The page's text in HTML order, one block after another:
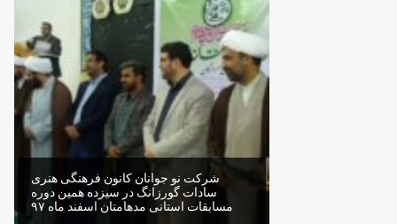
شرکت نو جوانان کانون فرهنگی هنری
سادات گورزانگ در سیزده همین دوره
مسابقات استانی مدهامتان اسفند ماه ۹۷